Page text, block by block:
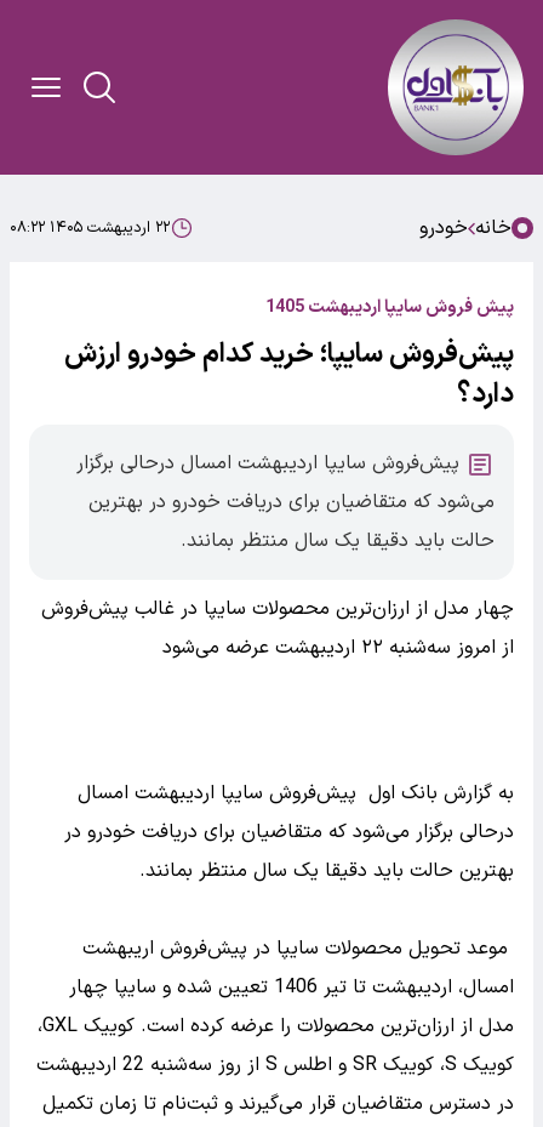
خانه خودرو ۲۲ اردیبهشت ۱۴۰۵ ۰۸:۲۲
پیش فروش سایپا اردیبهشت 1405
پیش‌فروش سایپا؛ خرید کدام خودرو ارزش
دارد؟
پیش‌فروش سایپا اردیبهشت امسال درحالی برگزار
می‌شود که متقاضیان برای دریافت خودرو در بهترین
حالت باید دقیقا یک سال منتظر بمانند.
چهار مدل از ارزان‌ترین محصولات سایپا در غالب پیش‌فروش
از امروز سه‌شنبه ۲۲ اردیبهشت عرضه می‌شود
به گزارش بانک اول پیش‌فروش سایپا اردیبهشت امسال
درحالی برگزار می‌شود که متقاضیان برای دریافت خودرو در
بهترین حالت باید دقیقا یک سال منتظر بمانند.
موعد تحویل محصولات سایپا در پیش‌فروش اریبهشت
امسال، اردیبهشت تا تیر 1406 تعیین شده و سایپا چهار
مدل از ارزان‌ترین محصولات را عرضه کرده است. کوییک GXL،
کوییک S، کوییک SR و اطلس S از روز سه‌شنبه 22 اردیبهشت
در دسترس متقاضیان قرار می‌گیرند و ثبت‌نام تا زمان تکمیل